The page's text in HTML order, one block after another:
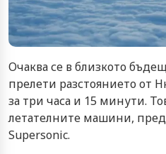
Очаква се в близкото
прелети разстоянието от
за три часа и 15 минути.
летателните машини,
Supersonic.